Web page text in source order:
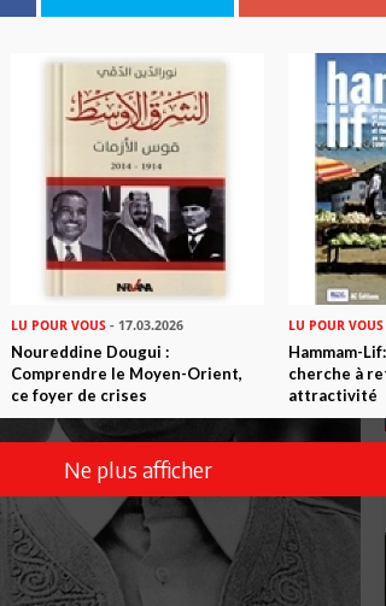
LU POUR VOUS - 17.03.2026
Noureddine Dougui :
Comprendre le Moyen-Orient,
ce foyer de crises
LU POUR VOUS
Hammam-
cherche à
attractivité
Ne plus afficher